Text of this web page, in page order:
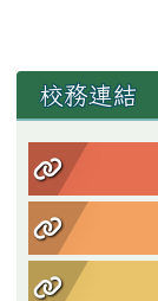
左邊區域
校務連結